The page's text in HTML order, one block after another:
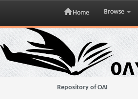
Skip
navigation
Home Browse
Repository of OAI